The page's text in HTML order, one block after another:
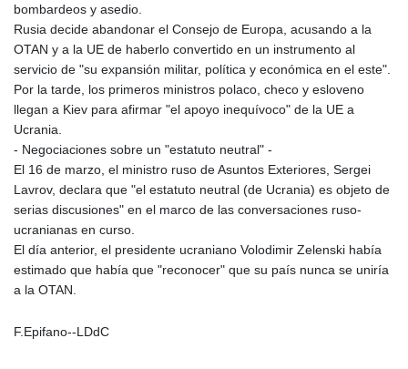
bombardeos y asedio.
Rusia decide abandonar el Consejo de Europa, acusando a la
OTAN y a la UE de haberlo convertido en un instrumento al
servicio de "su expansión militar, política y económica en el este".
Por la tarde, los primeros ministros polaco, checo y esloveno
llegan a Kiev para afirmar "el apoyo inequívoco" de la UE a
Ucrania.
- Negociaciones sobre un "estatuto neutral" -
El 16 de marzo, el ministro ruso de Asuntos Exteriores, Sergei
Lavrov, declara que "el estatuto neutral (de Ucrania) es objeto de
serias discusiones" en el marco de las conversaciones ruso-
ucranianas en curso.
El día anterior, el presidente ucraniano Volodimir Zelenski había
estimado que había que "reconocer" que su país nunca se uniría
a la OTAN.
F.Epifano--LDdC